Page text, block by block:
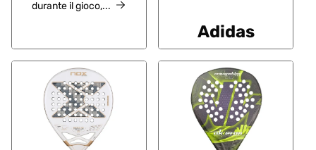
durante il gioco,...
Adidas